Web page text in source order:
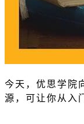
今天，优思学院
源，可让你从入